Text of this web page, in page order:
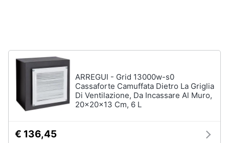
Assistenza
clienti
ARREGUI - Grid 13000w-s0
Cassaforte Camuffata Dietro La Griglia
Di Ventilazione, Da Incassare Al Muro,
20x20x13 Cm, 6 L
€ 136,45